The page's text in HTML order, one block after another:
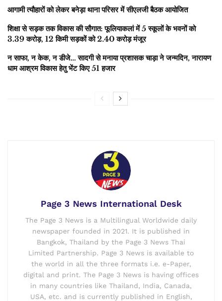
आगामी त्यौहारों को लेकर बनेड़ा थाना परिसर में सीएलजी बैठक आयोजित
शिक्षा से सड़क तक विकास की सौगात: फूलियाकलां में 5 स्कूलों के भवनों को
3.39 करोड़, 12 किमी सड़कों को 2.40 करोड़ मंजूर
न साफा, न केक, न डीजे… सादगी से मनाया प्रशासक चाड़ा ने जन्मदिन, नारायण
धाम आश्रम विकास हेतु भेंट किए 51 हजार
Page 3 News International Desk
The Page 3 News is a Multilingual Worldwide daily
newspaper founded in 2021. It is published in
Bangkok, Thailand by the Page 3 News Thai
Limited Partnership. Page 3 News is available to
the world in all the three formats i.e. e-Paper,
digital and print. The Page 3 News is having offices
in many countries like Thailand, India, Canada,
USA, etc. and is currently published in English,